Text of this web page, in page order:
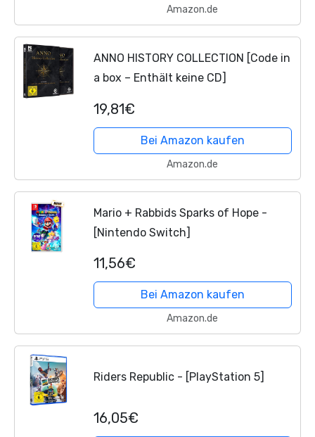
Amazon.de
ANNO HISTORY COLLECTION [Code in
a box – Enthält keine CD]
19,81€
Bei Amazon kaufen
Amazon.de
Mario + Rabbids Sparks of Hope -
[Nintendo Switch]
11,56€
Bei Amazon kaufen
Amazon.de
Riders Republic - [PlayStation 5]
16,05€